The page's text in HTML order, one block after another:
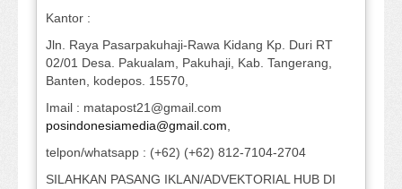
Kantor :
Jln. Raya Pasarpakuhaji-Rawa Kidang Kp. Duri RT
02/01 Desa. Pakualam, Pakuhaji, Kab. Tangerang,
Banten, kodepos. 15570,
Imail : matapost21@gmail.com
posindonesiamedia@gmail.com,
telpon/whatsapp : (+62) (+62) 812-7104-2704
SILAHKAN PASANG IKLAN/ADVEKTORIAL HUB DI